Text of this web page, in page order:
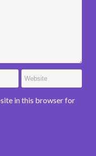
in this browser for